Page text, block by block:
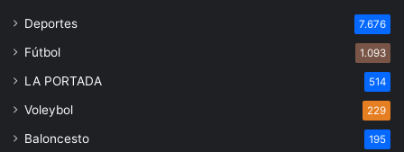
Deportes 7.676
Fútbol 1.093
LA PORTADA 514
Voleybol 229
Baloncesto 195